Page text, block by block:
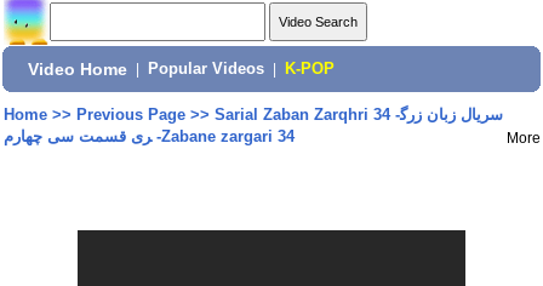
Video Home Popular Videos K-POP
Home>> Previous Page>> Sarial Zaban Zarqhri 34 -سریال زبان زرگ
ری قسمت سی‌‌ چهارم -Zabane zargari 34
More